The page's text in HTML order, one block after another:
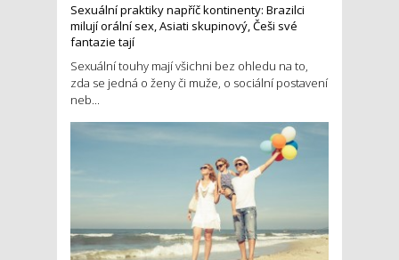
Sexuální praktiky napříč kontinenty: Brazilci
milují orální sex, Asiati skupinový, Češi své
fantazie tají
Sexuální touhy mají všichni bez ohledu na to,
zda se jedná o ženy či muže, o sociální postavení
neb...